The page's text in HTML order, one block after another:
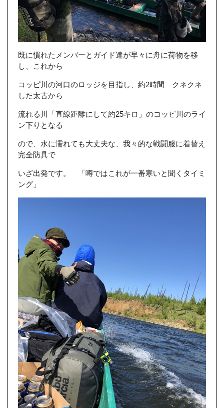
既に慣れたメンバーとガイド達が早々に舟に荷物を移
し、これから
コッピ川の河口のロッジを目指し、約2時間 クネクネ
した太古から
流れる川「直線距離にして約25キロ」のコッピ川のライ
ン下りとなる
ので、水に濡れても大丈夫な、我々的な戦闘服に着替え
完全防具で
いざ出発です。 「噂ではこれが一番寒いと聞くタイミ
ング」